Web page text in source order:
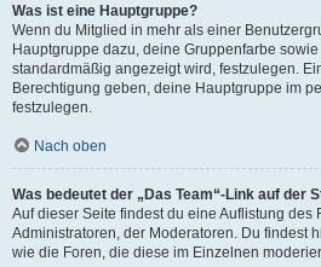
Was ist eine Hauptgruppe?
Wenn du Mitglied in mehr als einer
Hauptgruppe dazu, deine Gruppenfarbe
standardmäßig angezeigt wird, festzulegen.
Berechtigung geben, deine Hauptgruppe im
festzulegen.
Nach oben
Was bedeutet der „Das Team“-Link auf der
Auf dieser Seite findest du eine Auflistung
Administratoren, der Moderatoren. Du findest
wie die Foren, die diese im Einzelnen